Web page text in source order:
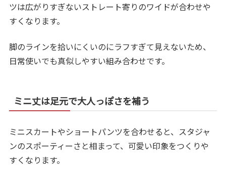
ツは広がりすぎないストレート寄りのワイドが合わせや
すくなります。
脚のラインを拾いにくいのにラフすぎて見えないため、
日常使いでも真似しやすい組み合わせです。
ミニ丈は足元で大人っぽさを補う
ミニスカートやショートパンツを合わせると、スタジャ
ンのスポーティーさと相まって、可愛い印象をつくりや
すくなります。